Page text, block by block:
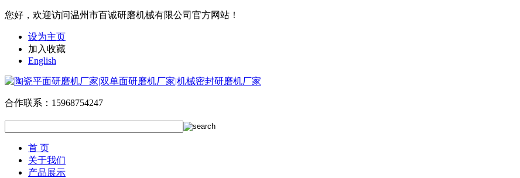
您好，欢迎访问温州市百诚研磨机械有限公司官方网站！
设为主页
加入收藏
English
合作联系： 15968754247
首 页
关于我们
产品展示